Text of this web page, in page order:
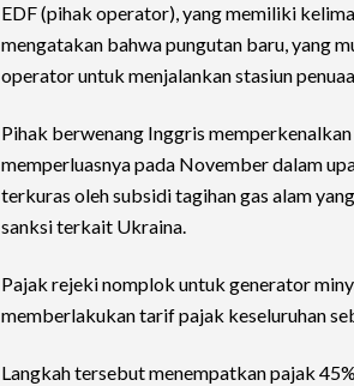
EDF (pihak operator), yang memiliki
mengatakan bahwa pungutan baru, yang
operator untuk menjalankan stasiun
Pihak berwenang Inggris
memperluasnya pada November dalam
terkuras oleh subsidi tagihan gas alam
sanksi terkait Ukraina.
Pajak rejeki nomplok untuk generator
memberlakukan tarif pajak keseluruhan
Langkah tersebut menempatkan pajak